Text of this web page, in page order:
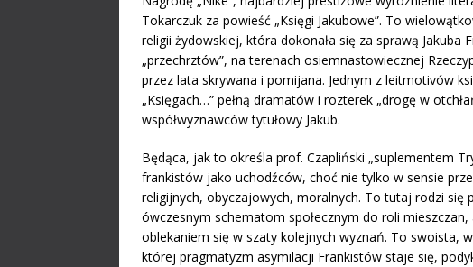
Tokarczuk za powieść „Księgi Jakubowe”. To
religii żydowskiej, która dokonała się za sprawą Jakuba
„przechrztów”, na terenach osiemnastowiecznej
przez lata skrywana i pomijana. Jednym z leitmotivów
„Księgach…” pełną dramatów i rozterek „drogę w
współwyznawców tytułowy Jakub.
Będąca, jak to określa prof. Czapliński „suplementem
frankistów jako uchodźców, choć nie tylko w sensie
religijnych, obyczajowych, moralnych. To tutaj rodzi się
ówczesnym schematom społecznym do roli
oblekaniem się w szaty kolejnych wyznań. To swoista,
której pragmatyzm asymilacji Frankistów staje się,